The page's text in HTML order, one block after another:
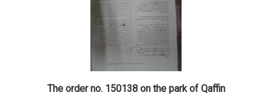
The order no. 150138 on the park of Qaffin